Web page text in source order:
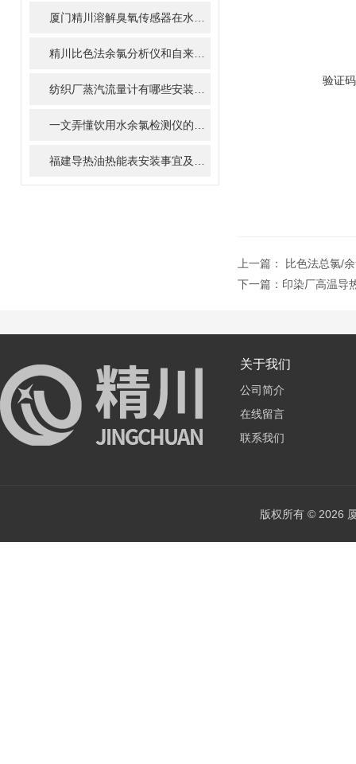
验证
上一篇：
比色法总氯/
下一篇： 印染厂高温导
关于我们
公司简介
在线留言
联系我们
版权所有 © 2026